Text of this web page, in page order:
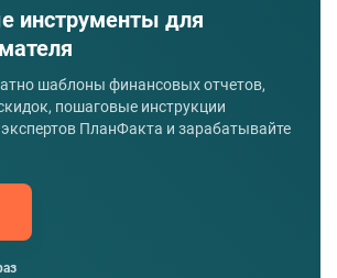
инструменты для
шаблоны финансовых отчетов,
пошаговые инструкции
ПланФакта и зарабатывайте